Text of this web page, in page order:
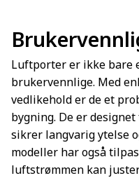
Luftporter er ikke bare
brukervennlige. Med
vedlikehold er de et
bygning. De er
sikrer langvarig ytelse
modeller har også
luftstrømmen kan